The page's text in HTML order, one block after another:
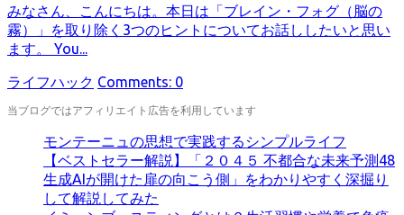
みなさん、こんにちは。本日は「ブレイン・フォグ（脳の
霧）」を取り除く3つのヒントについてお話ししたいと思い
ます。 You...
カ
ゴ
ライフハック Comments: 0
当ブログではアフィリエイト広告を利用しています
モンテーニュの思想で実践するシンプルライフ
【ベストセラー解説】「２０４５ 不都合な未来予測48
生成AIが開けた扉の向こう側」をわかりやすく深掘り
して解説してみた